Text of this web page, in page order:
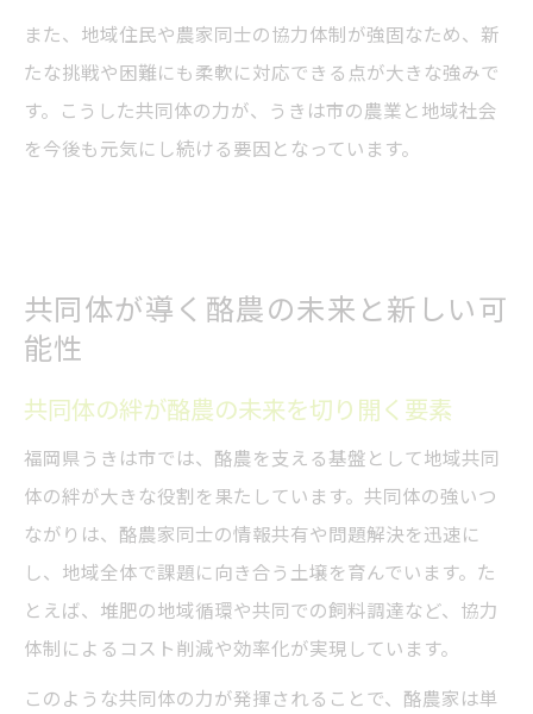
また、地域住民や農家同士の協力体制が強固なため、新
たな挑戦や困難にも柔軟に対応できる点が大きな強みで
す。こうした共同体の力が、うきは市の農業と地域社会
を今後も元気にし続ける要因となっています。
共同体が導く酪農の未来と新しい可
能性
共同体の絆が酪農の未来を切り開く要素
福岡県うきは市では、酪農を支える基盤として地域共同
体の絆が大きな役割を果たしています。共同体の強いつ
ながりは、酪農家同士の情報共有や問題解決を迅速に
し、地域全体で課題に向き合う土壌を育んでいます。た
とえば、堆肥の地域循環や共同での飼料調達など、協力
体制によるコスト削減や効率化が実現しています。
このような共同体の力が発揮されることで、酪農家は単